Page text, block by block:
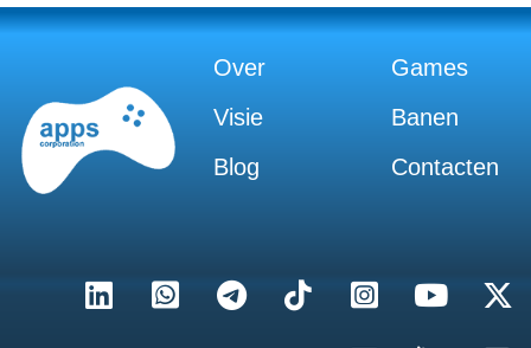
Over
Games
Visie
Banen
Blog
Contacten